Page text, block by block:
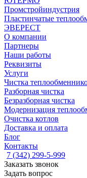
Промстройиндустрия
Пластинчатые
ЭВЕРЕСТ
О компании
Партнеры
Наши работы
Реквизиты
Услуги
Чистка
Разборная чистка
Безразборная чистка
Модернизация
Очистка котлов
Доставка и оплата
Блог
Контакты
7 (342) 299-5-999
Заказать звонок
Задать вопрос